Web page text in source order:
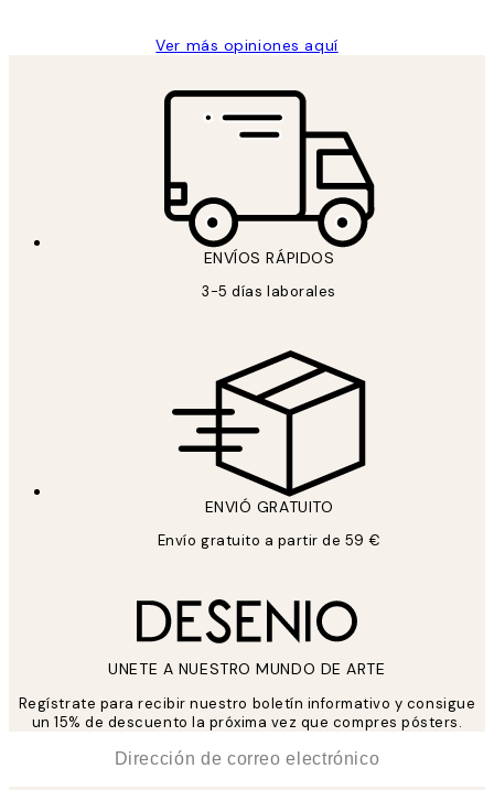
Ver más opiniones aquí
ENVÍOS RÁPIDOS
3-5 días laborales
ENVIÓ GRATUITO
Envío gratuito a partir de 59 €
UNETE A NUESTRO MUNDO DE ARTE
Regístrate para recibir nuestro boletín informativo y consigue
un 15% de descuento la próxima vez que compres pósters.